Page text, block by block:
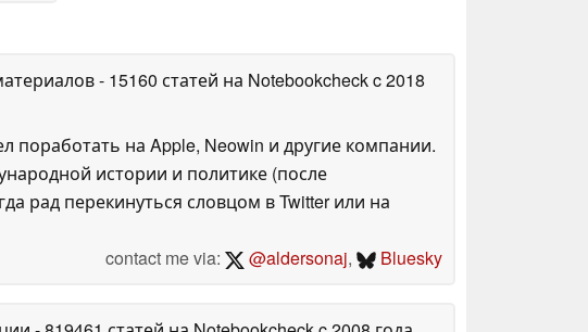
- 15160 статей на Notebookcheckc 2018
поработать на Apple, Neowin и другие компании.
истории и политике (после
рад перекинуться словцом в Twitter или на
contact me via:
@aldersonaj, Bluesky